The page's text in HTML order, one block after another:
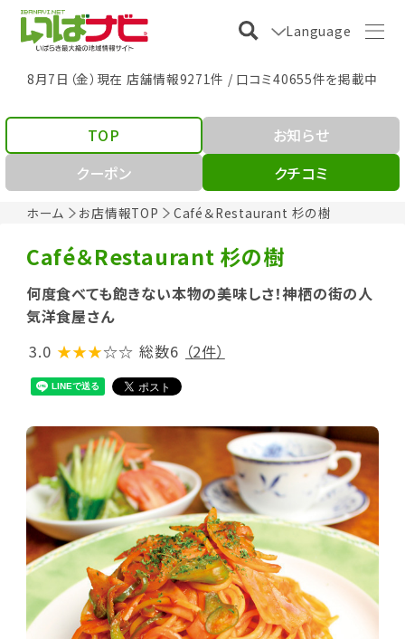
Language
8月7日（金）現在 店舗情報9271件 / 口コミ40655件を掲載中
ホーム お店情報TOP Café＆Restaurant 杉の樹
TOP
お知らせ
クーポン
クチコミ
Café＆Restaurant 杉の樹
何度食べても飽きない本物の美味しさ！神栖の街の人
気洋食屋さん
3.0 ★★★☆☆ 総数6 （2件）